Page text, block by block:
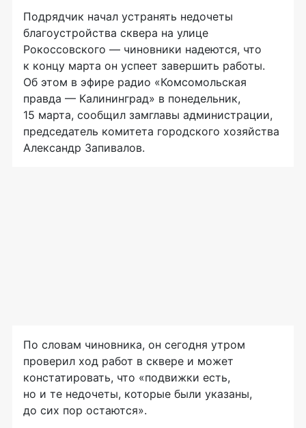
Подрядчик начал устранять недочеты
благоустройства сквера на улице
Рокоссовского — чиновники надеются, что
к концу марта он успеет завершить работы.
Об этом в эфире радио «Комсомольская
правда — Калининград» в понедельник,
15 марта, сообщил замглавы администрации,
председатель комитета городского хозяйства
Александр Запивалов.
По словам чиновника, он сегодня утром
проверил ход работ в сквере и может
констатировать, что «подвижки есть,
но и те недочеты, которые были указаны,
до сих пор остаются».